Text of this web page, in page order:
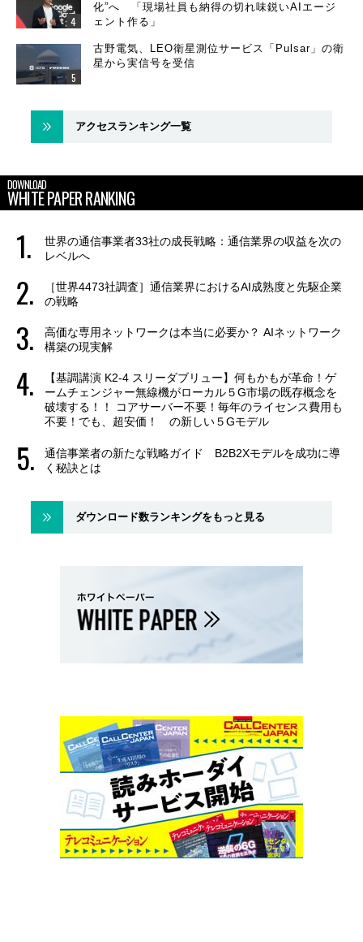
化”へ 「現場社員も納得の切れ味鋭いAIエージ
ェント作る」
古野電気、LEO衛星測位サービス「Pulsar」の衛
星から実信号を受信
アクセスランキング一覧
DOWNLOAD
WHITE PAPER RANKING
世界の通信事業者33社の成長戦略：通信業界の収益を次の
レベルへ
［世界4473社調査］通信業界におけるAI成熟度と先駆企業
の戦略
高価な専用ネットワークは本当に必要か？ AIネットワーク
構築の現実解
【基調講演 K2-4 スリーダブリュー】何もかもが革命！ゲ
ームチェンジャー無線機がローカル５G市場の既存概念を
破壊する！！ コアサーバー不要！毎年のライセンス費用も
不要！でも、超安価！ の新しい５Gモデル
通信事業者の新たな戦略ガイド B2B2Xモデルを成功に導
く秘訣とは
ダウンロード数ランキングをもっと見る